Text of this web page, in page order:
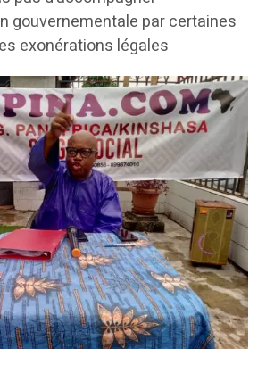
gouvernementale par certaines
exonérations légales